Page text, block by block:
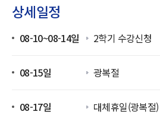
상세일정
08-10~08-14일 2학기 수강신청
08-15일 광복절
08-17일 대체휴일(광복절)